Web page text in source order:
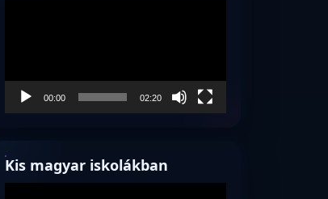
00:00 02:20
Kis magyar iskolákban